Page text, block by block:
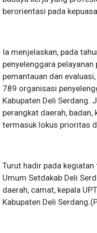
berorientasi pada
Ia menjelaskan, pada
penyelenggara
pemantauan dan
789 organisasi
Kabupaten Deli Serdang.
perangkat daerah, badan,
termasuk lokus prioritas
Turut hadir pada
Umum Setdakab Deli
daerah, camat, kepala
Kabupaten Deli